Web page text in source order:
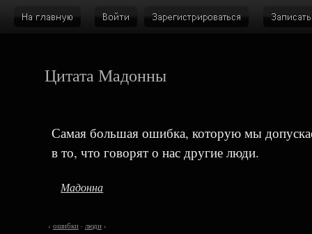
Цитата Мадонны
Самая большая ошибка, которую мы
в то, что говорят о нас другие люди.
Мадонна
‹ ошибки· люди›